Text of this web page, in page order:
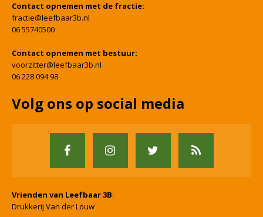
Contact opnemen met de fractie:
fractie@leefbaar3b.nl
06 55740500
Contact opnemen met bestuur:
voorzitter@leefbaar3b.nl
06 228 094 98
Volg ons op social media
Vrienden van Leefbaar 3B:
Drukkerij Van der Louw